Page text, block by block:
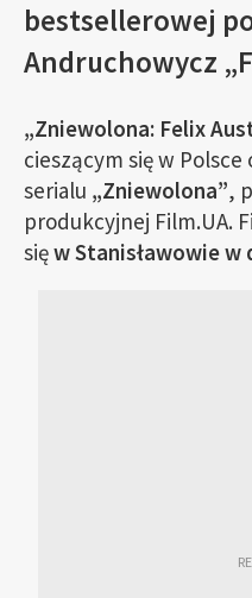
bestsellerowej
Andruchowycz
„Zniewolona: Felix
cieszącym się w
serialu „Zniewolona”,
produkcyjnej Film.UA.
sięw Stanisławowie w